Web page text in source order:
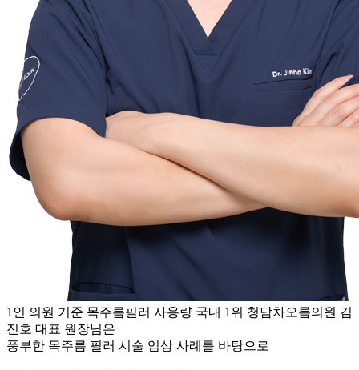
1인 의원 기준 목주름필러 사용량 국내 1위 청담차오름의원 김
진호 대표 원장님은
풍부한 목주름 필러 시술 임상 사례를 바탕으로